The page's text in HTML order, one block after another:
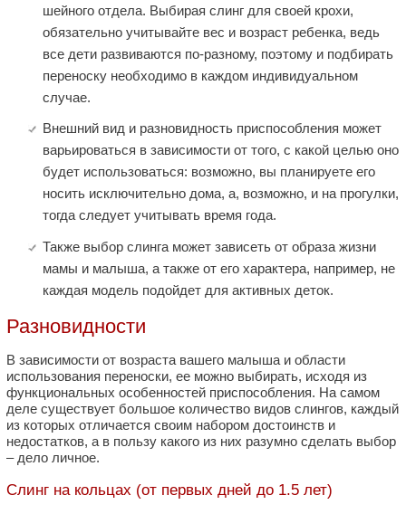
шейного отдела. Выбирая слинг для своей крохи,
обязательно учитывайте вес и возраст ребенка, ведь
все дети развиваются по-разному, поэтому и подбирать
переноску необходимо в каждом индивидуальном
случае.
Внешний вид и разновидность приспособления может
варьироваться в зависимости от того, с какой целью оно
будет использоваться: возможно, вы планируете его
носить исключительно дома, а, возможно, и на прогулки,
тогда следует учитывать время года.
Также выбор слинга может зависеть от образа жизни
мамы и малыша, а также от его характера, например, не
каждая модель подойдет для активных деток.
Разновидности
В зависимости от возраста вашего малыша и области
использования переноски, ее можно выбирать, исходя из
функциональных особенностей приспособления. На самом
деле существует большое количество видов слингов, каждый
из которых отличается своим набором достоинств и
недостатков, а в пользу какого из них разумно сделать выбор
– дело личное.
Слинг на кольцах (от первых дней до 1.5 лет)